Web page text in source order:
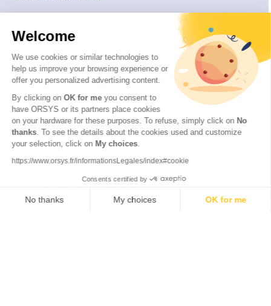
Welcome
We use cookies or similar technologies to
help us improve your browsing experience or
offer you personalized advertising content.
By clicking onOK for me you consent to
have ORSYS or its partners place cookies
on your hardware for these purposes. To refuse, simply click on No
thanks. To see the details about the cookies used and customize
your selection, click on My choices.
https://www.orsys.fr/informationsLegales/index#cookie
Consents certified by
No thanks My choices
OK for me
© 2026 ORSYS
Legal information